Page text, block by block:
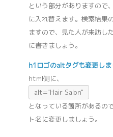
という部分がありますので
に入れ替えます。検索結果
ますので、見た人が来訪し
に書きましょう。
h1ロゴのaltタグも変更しま
html側に、
alt="Hair Salon"
となっている箇所があるの
ト名に変更しましょう。